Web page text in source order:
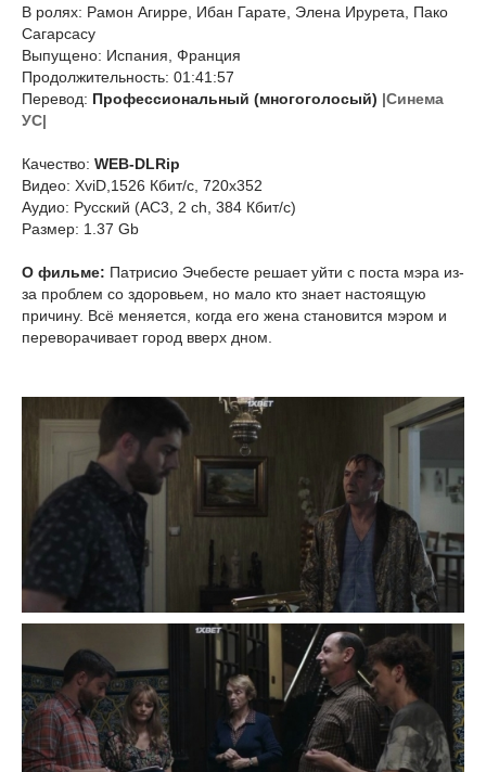
В ролях: Рамон Агирре, Ибан Гарате, Элена Ирурета, Пако
Сагарсасу
Выпущено: Испания, Франция
Продолжительность: 01:41:57
Перевод: Профессиональный (многоголосый) |Синема
УС|
Качество: WEB-DLRip
Видео: XviD,1526 Кбит/с, 720x352
Аудио: Русский (AC3, 2 ch, 384 Кбит/с)
Размер: 1.37 Gb
О фильме: Патрисио Эчебесте решает уйти с поста мэра из-
за проблем со здоровьем, но мало кто знает настоящую
причину. Всё меняется, когда его жена становится мэром и
переворачивает город вверх дном.